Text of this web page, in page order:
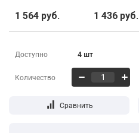
1 564 руб. 1 436 руб.
Доступно 4 шт
Количество